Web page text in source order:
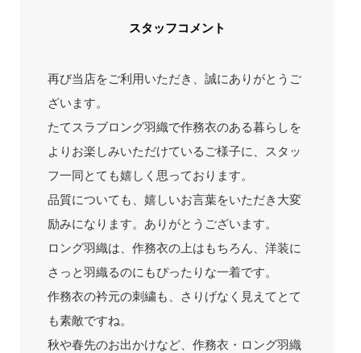
スタッフコメント
再び当店をご利用いただき、誠にありがとうご
ざいます。
たてスラブロング羽織で作務衣のある暮らしを
よりお楽しみいただけているご様子に、スタッ
フ一同とても嬉しく思っております。
品質についても、嬉しいお言葉をいただき大変
励みになります。ありがとうございます。
ロング羽織は、作務衣の上はもちろん、洋装に
さっと羽織るのにもぴったりな一着です。
作務衣の衿元の刺繍も、さりげなく見えてとて
も素敵ですね。
秋や春先のお出かけなど、作務衣・ロング羽織